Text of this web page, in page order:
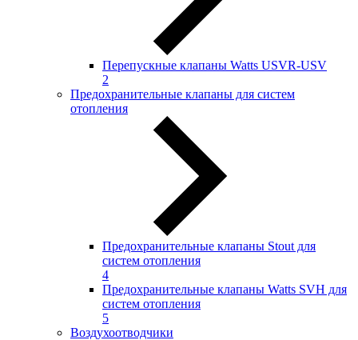
Перепускные клапаны Watts USVR-USV
2
Предохранительные клапаны для систем
отопления
Предохранительные клапаны Stout для
систем отопления
4
Предохранительные клапаны Watts SVH для
систем отопления
5
Воздухоотводчики